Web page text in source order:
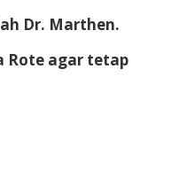
Dr. Marthen.
Rote agar tetap